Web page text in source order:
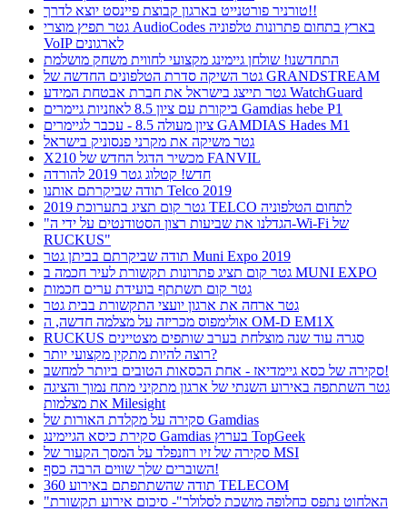
טורניר פורטנייט בארגון קבוצת פיינסט יוצא לדרך!!
גטר תפיץ מוצרי AudioCodes בארץ בתחום פתרונות טלפוניה
VoIP לארגונים
התחדשנו! שולחן גיימינג מקצועי לחווית משחק מושלמת
גטר השיקה סדרת הטלפונים החדשה של GRANDSTREAM
גטר תייצג בישראל את חברת אבטחת המידע WatchGuard
ביקורת עם ציון 8.5 לאוזניות גיימרים Gamdias hebe P1
ציון מעולה 8.5 - עכבר לגיימרים GAMDIAS Hades M1
גטר משיקה את מקרני פנסוניק בישראל
X210 מכשיר הדגל החדש של FANVIL
חדש! קטלוג גטר 2019 להורדה
תודה שביקרתם אותנו Telco 2019
גטר קום תציג בתערוכת 2019 TELCO לתחום הטלפוניה
"הגדלנו את שביעות רצון הסטודנטים על ידי ה-Wi-Fi של
RUCKUS"
תודה שביקרתם בביתן גטר Muni Expo 2019
גטר קום תציג פתרונות תקשורת לעיר חכמה ב MUNI EXPO
גטר קום תשתתף בועידת ערים חכמות
גטר ארחה את ארגון יועצי התקשורת בבית גטר
אולימפוס מכריזה על מצלמה חדשה, ה OM-D EM1X
RUCKUS סגרה עוד שנה מוצלחת בערב שותפים מצטיינים
רוצה להיות מתקין מקצועי יותר?
סקירה של כסא גיימדיאז - אחת הכסאות הטובים ביותר למחשב!
גטר השתתפה באירוע השנתי של ארגון מתקיני מתח נמוך והציגה
את מצלמות Milesight
סקירה על מקלדת האורות של Gamdias
סקירת כיסא הגיימינג Gamdias בערוץ TopGeek
סקירה של זיו רוזנפלד על המסך הקעור של MSI
השוברים שלך שווים הרבה כסף!
תודה שהשתתפתם באירוע 360 TELECOM
"האלחוט נתפס כחלופה מושכת לסלולר"- סיכום אירוע תקשורת